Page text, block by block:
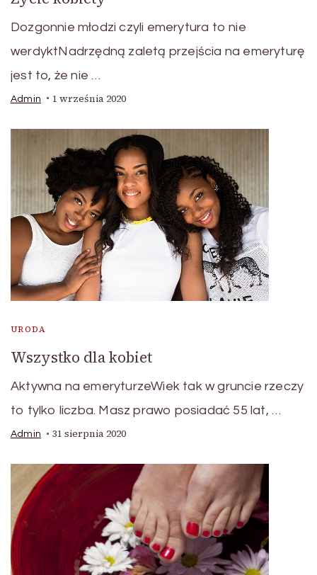
Dozgonnie młodzi czyli emerytura to nie
werdyktNadrzędną zaletą przejścia na emeryturę
jest to, że nie …
Admin 1 września 2020
URODA
Wszystko dla kobiet
Aktywna na emeryturzeWiek tak w gruncie rzeczy
to tylko liczba. Masz prawo posiadać 55 lat, …
Admin 31 sierpnia 2020